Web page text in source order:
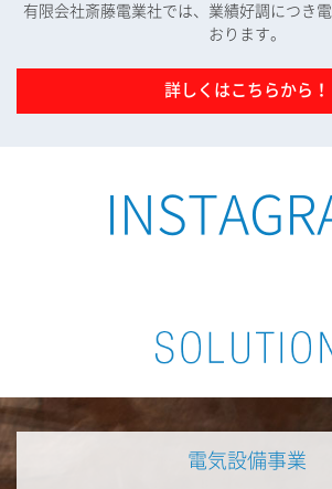
有限会社斎藤電業社では、業績好調につき
おります。
詳しくはこちらから！
電気設備事業